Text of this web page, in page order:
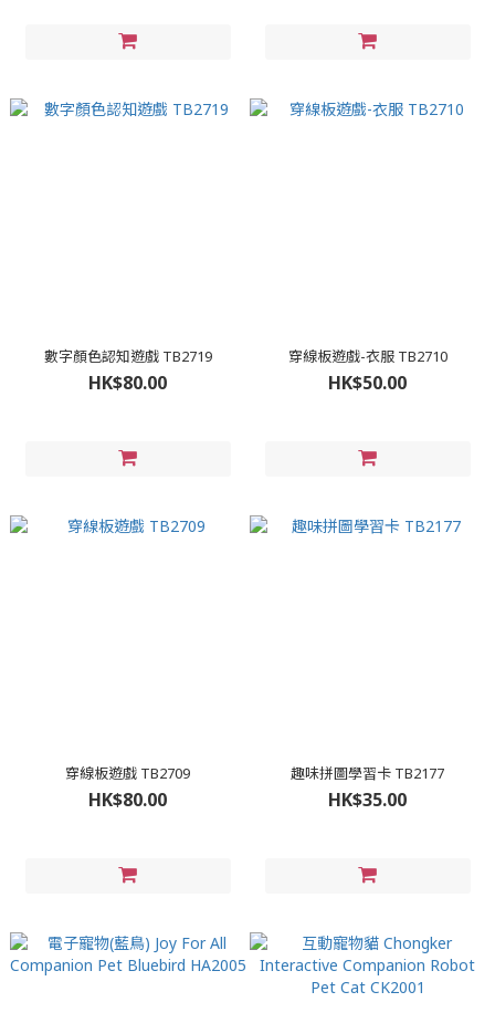
數字顏色認知遊戲 TB2719
HK$80.00
穿線板遊戲-衣服 TB2710
HK$50.00
穿線板遊戲 TB2709
HK$80.00
趣味拼圖學習卡 TB2177
HK$35.00